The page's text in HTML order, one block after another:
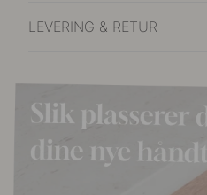
LEVERING & RETUR